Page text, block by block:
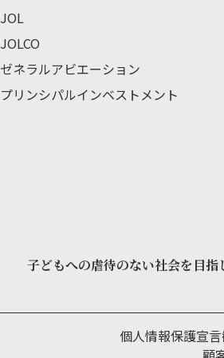
JOL
JOLCO
ゼネラルアビエーション
プリンシパルインベストメント
子どもへの虐待のない社会を目指
個人情報保護宣言